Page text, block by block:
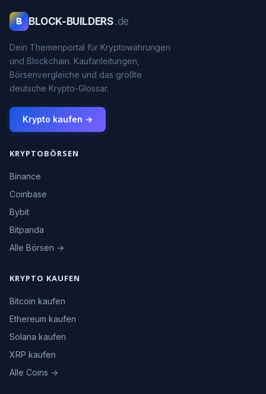
B BLOCK-BUILDERS .de
Dein Themenportal für Kryptowährungen
und Blockchain. Kaufanleitungen,
Börsenvergleiche und das größte
deutsche Krypto-Glossar.
Krypto kaufen →
KRYPTOBÖRSEN
Binance
Coinbase
Bybit
Bitpanda
Alle Börsen →
KRYPTO KAUFEN
Bitcoin kaufen
Ethereum kaufen
Solana kaufen
XRP kaufen
Alle Coins →